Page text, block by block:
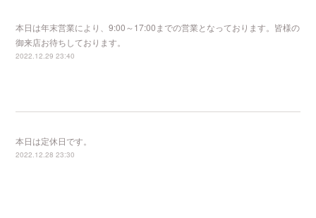
本日は年末営業により、9:00～17:00までの営業となっております。皆様の
御来店お待ちしております。
2022.12.29 23:40
本日は定休日です。
2022.12.28 23:30